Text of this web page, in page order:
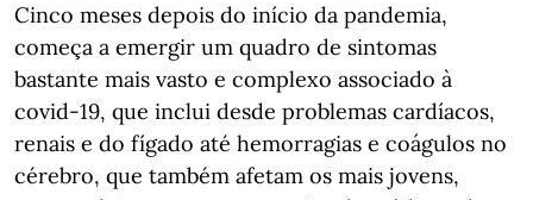
Cinco meses depois do início da pandemia,
começa a emergir um quadro de sintomas
bastante mais vasto e complexo associado à
covid-19, que inclui desde problemas cardíacos,
renais e do fígado até hemorragias e coágulos no
cérebro, que também afetam os mais jovens,